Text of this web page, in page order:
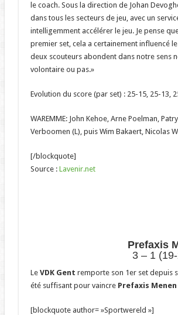
le coach. Sous la direction de Johan
dans tous les secteurs de jeu, avec un
intelligemment accélérer le jeu. Je pense
premier set, cela a certainement influencé
deux scouteurs abondent dans notre sens
volontaire ou pas.»
Evolution du score (par set) : 25-15, 25-13,
WAREMME: John Kehoe, Arne Poelman,
Verboomen (L), puis Wim Bakaert, Nicolas
[/blockquote]
Source : Lavenir.net
Prefaxis
3 – 1
Le VDK Gent remporte son 1er set depuis
été suffisant pour vaincre Prefaxis Menen
[blockquote author= »Sportwereld »]